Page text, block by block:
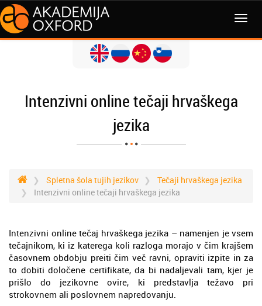
MENI
Intenzivni online tečaji hrvaškega
jezika
Spletna šola tujih jezikov
Tečaji hrvaškega jezika
Intenzivni online tečaji hrvaškega jezika
Intenzivni online tečaj hrvaškega jezika – namenjen je vsem
tečajnikom, ki iz katerega koli razloga morajo v čim krajšem
časovnem obdobju preiti čim več ravni, opraviti izpite in za
to dobiti določene certifikate, da bi nadaljevali tam, kjer je
prišlo do jezikovne ovire, ki predstavlja težavo pri
strokovnem ali poslovnem napredovanju.